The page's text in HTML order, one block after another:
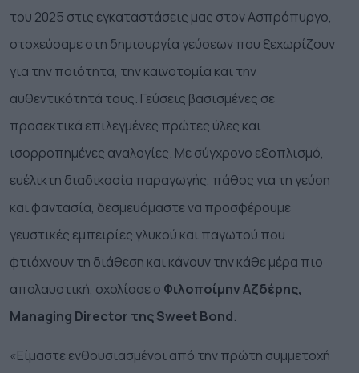
του 2025 στις εγκαταστάσεις μας στον Ασπρόπυργο,
στοχεύσαμε στη δημιουργία γεύσεων που ξεχωρίζουν
για την ποιότητα, την καινοτομία και την
αυθεντικότητά τους. Γεύσεις βασισμένες σε
προσεκτικά επιλεγμένες πρώτες ύλες και
ισορροπημένες αναλογίες. Με σύγχρονο εξοπλισμό,
ευέλικτη διαδικασία παραγωγής, πάθος για τη γεύση
και φαντασία, δεσμευόμαστε να προσφέρουμε
γευστικές εμπειρίες γλυκού και παγωτού που
φτιάχνουν τη διάθεση και κάνουν την κάθε μέρα πιο
απολαυστική, σχολίασε ο Φιλοποίμην Αζδέρης,
Managing Director της Sweet Bond.
«Είμαστε ενθουσιασμένοι από την πρώτη συμμετοχή